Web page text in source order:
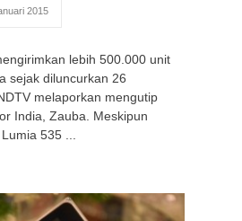
2015
lebih 500.000 unit
sejak diluncurkan 26
melaporkan mengutip
India, Zauba. Meskipun
535 ...